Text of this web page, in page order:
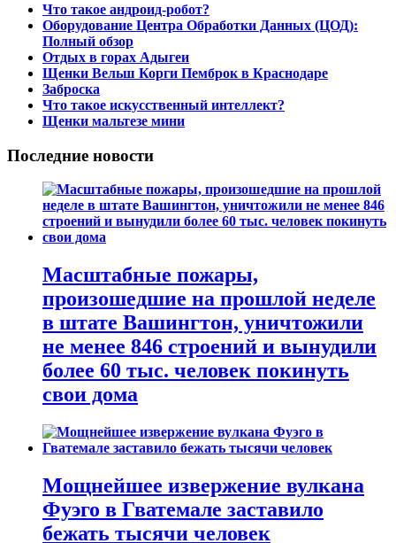
Что такое андроид-робот?
Оборудование Центра Обработки Данных (ЦОД):
Полный обзор
Отдых в горах Адыгеи
Щенки Вельш Корги Пемброк в Краснодаре
Заброска
Что такое искусственный интеллект?
Щенки мальтезе мини
Последние новости
Масштабные пожары,
произошедшие на прошлой неделе
в штате Вашингтон, уничтожили
не менее 846 строений и вынудили
более 60 тыс. человек покинуть
свои дома
Мощнейшее извержение вулкана
Фуэго в Гватемале заставило
бежать тысячи человек